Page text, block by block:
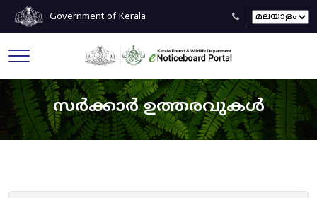
Government of Kerala
സർക്കാർ ഉത്തരവുകൾ